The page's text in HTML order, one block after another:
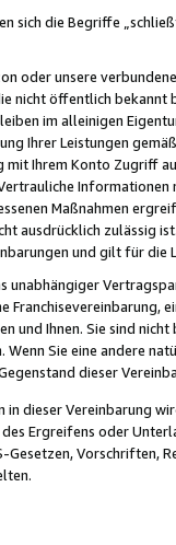
sich die Begriffe
oder unsere
nicht öffentlich
im alleinigen
Ihrer Leistungen
mit Ihrem Konto
Maßnahmen
ausdrücklich zulässig
und gilt für die
unabhängiger
Franchisevereinbarung,
und Ihnen. Sie sind
Wenn Sie eine andere
dieser
dieser Vereinbarung
Ergreifens oder
Vorschriften,